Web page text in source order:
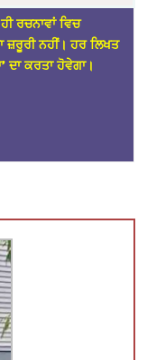
ਰਚਨਾਵਾਂ ਵਿਚ
ਜ਼ਰੂਰੀ ਨਹੀਂ। ਹਰ ਲਿਖਤ
ਦਾ ਕਰਤਾ ਹੋਵੇਗਾ।